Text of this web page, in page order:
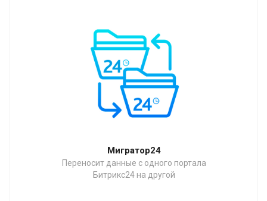
Мигратор24
Переносит данные с одного портала
Битрикс24 на другой